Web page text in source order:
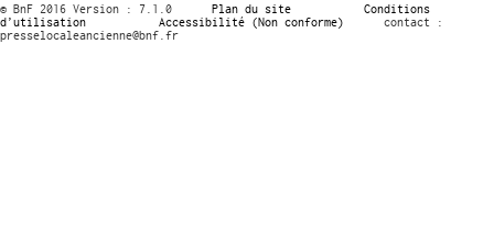
© BnF 2016 Version : 7.1.0 Plan du site
Conditions
d’utilisation
Accessibilité (Non conforme)
contact :
presselocaleancienne@bnf.fr